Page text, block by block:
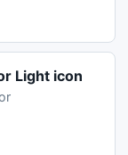
Light icon